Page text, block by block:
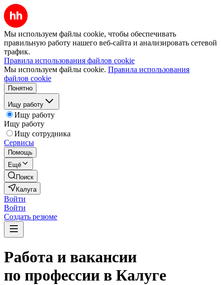
Мы используем файлы cookie, чтобы обеспечивать
правильную работу нашего веб-сайта и анализировать сетевой
трафик.
Правила использования файлов cookie
Мы используем файлы cookie. Правила использования
файлов cookie
Понятно
Ищу работу
Ищу работу
Ищу работу
Ищу сотрудника
Сервисы
Помощь
Ещё
Поиск
Калуга
Войти
Войти
Создать резюме
Работа и вакансии
по профессии в Калуге